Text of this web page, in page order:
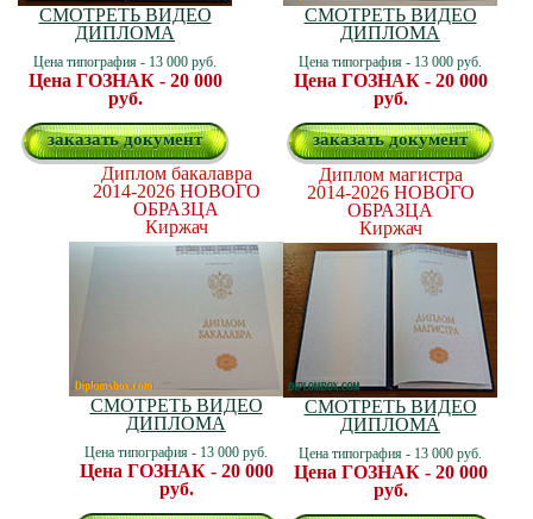
СМОТРЕТЬ ВИДЕО
ДИПЛОМА
Цена типография - 13 000 руб.
Цена ГОЗНАК - 20 000
руб.
заказать документ
СМОТРЕТЬ ВИДЕО
ДИПЛОМА
Цена типография - 13 000 руб.
Цена ГОЗНАК - 20 000
руб.
заказать документ
Диплом бакалавра
2014-2026 НОВОГО
ОБРАЗЦА
Киржач
СМОТРЕТЬ ВИДЕО
ДИПЛОМА
Цена типография - 13 000 руб.
Цена ГОЗНАК - 20 000
руб.
Диплом магистра
2014-2026 НОВОГО
ОБРАЗЦА
Киржач
СМОТРЕТЬ ВИДЕО
ДИПЛОМА
Цена типография - 13 000 руб.
Цена ГОЗНАК - 20 000
руб.